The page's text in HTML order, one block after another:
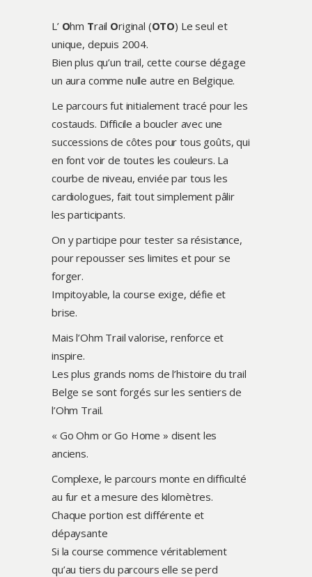
L’ Ohm Trail Original (OTO) Le seul et
unique, depuis 2004.
Bien plus qu’un trail, cette course dégage
un aura comme nulle autre en Belgique.
Le parcours fut initialement tracé pour les
costauds. Difficile a boucler avec une
successions de côtes pour tous goûts, qui
en font voir de toutes les couleurs. La
courbe de niveau, enviée par tous les
cardiologues, fait tout simplement pâlir
les participants.
On y participe pour tester sa résistance,
pour repousser ses limites et pour se
forger.
Impitoyable, la course exige, défie et
brise.
Mais l’Ohm Trail valorise, renforce et
inspire.
Les plus grands noms de l’histoire du trail
Belge se sont forgés sur les sentiers de
l’Ohm Trail.
« Go Ohm or Go Home » disent les
anciens.
Complexe, le parcours monte en difficulté
au fur et a mesure des kilomètres.
Chaque portion est différente et
dépaysante
Si la course commence véritablement
qu’au tiers du parcours elle se perd